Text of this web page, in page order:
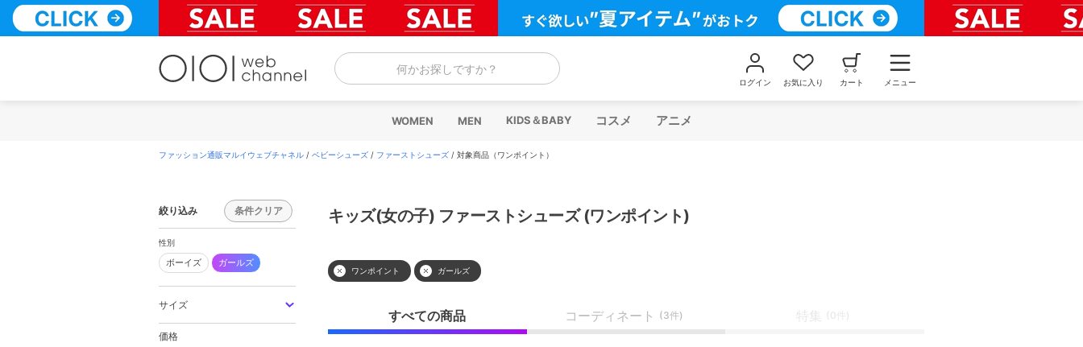
テ
何かお探しですか？
ログイン お気に入り カート メニュー
WOMEN MEN KIDS＆BABY コスメ アニメ
ファッション通販マルイウェブチャネル / ベビーシューズ / ファーストシューズ / 対象商品（ワンポイント）
絞り込み 条件クリア
性別
ボーイズ
ボーイズ ガールズ
サイズ
価格
キッズ(女の子) ファーストシューズ (ワンポイント)
ワンポイント ガールズ
すべての商品 コーディネート (3件) 特集 (0件)